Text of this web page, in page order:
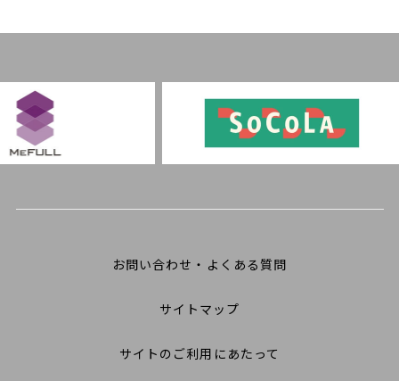
お問い合わせ・よくある質問
サイトマップ
サイトのご利用にあたって